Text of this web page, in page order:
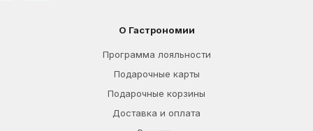
О Гастрономии
Программа лояльности
Подарочные карты
Подарочные корзины
Доставка и оплата